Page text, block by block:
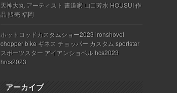
天神大丸 アーティスト 書道家 山口芳水 HOUSUI 作
品 販売 福岡
ホットロッドカスタムショー2023 ironshovel
chopper bike ギネス チョッパー カスタム sportstar
スポーツスター アイアンショベル hcs2023
hrcs2023
アーカイブ